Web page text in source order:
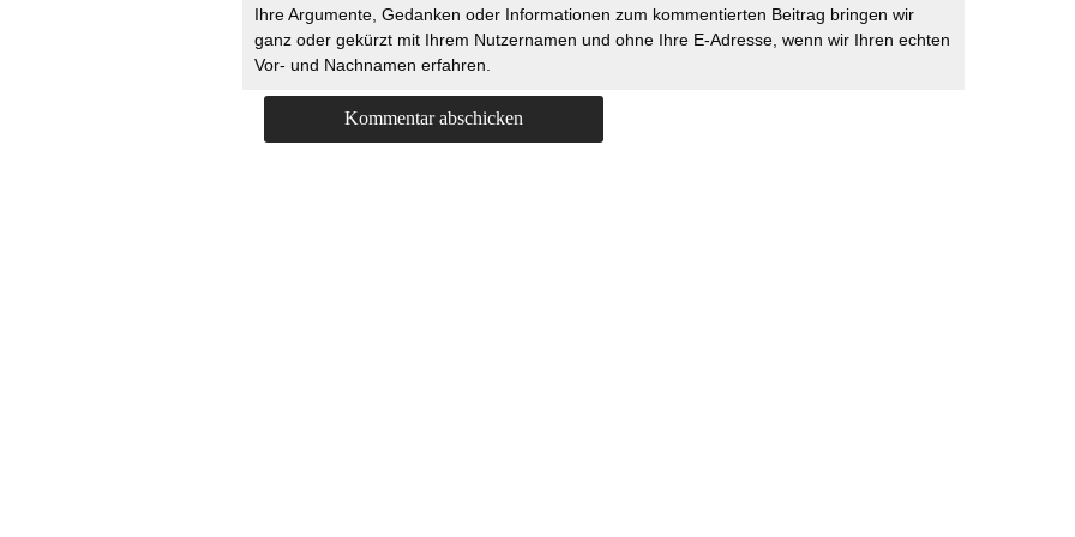
Ihre Argumente, Gedanken oder Informationen zum kommentierten Beitrag bringen wir
ganz oder gekürzt mit Ihrem Nutzernamen und ohne Ihre E-Adresse, wenn wir Ihren echten
Vor- und Nachnamen erfahren.